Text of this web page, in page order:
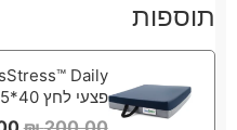
תוספות
פצעי לחץ 40*45